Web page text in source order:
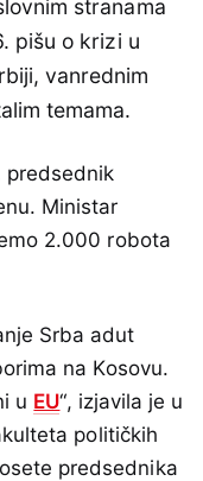
stranama
pišu o krizi u
vanrednim
temama.
predsednik
Ministar
2.000 robota
Srba adut
na Kosovu.
u EU“, izjavila je u
političkih
predsednika